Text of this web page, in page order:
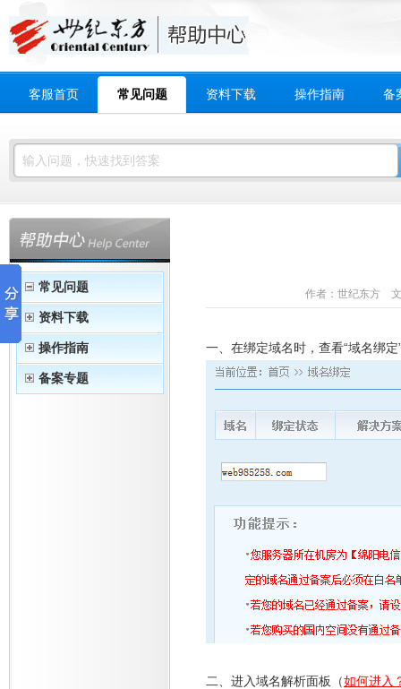
客服首页 常见问题 资料下载 操作指南 备
常见问题
资料下载
操作指南
备案专题
作者：世纪东方
一、在绑定域名时，查看“域名绑
二、进入域名解析面板（如何进入